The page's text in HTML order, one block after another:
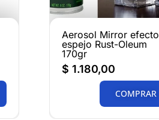
Aerosol Mirror efecto
espejo Rust-Oleum
170gr
$ 1.180,00
COMPRAR